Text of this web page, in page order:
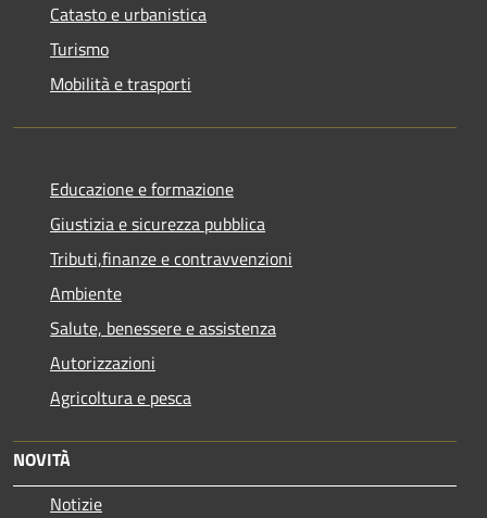
Catasto e urbanistica
Turismo
Mobilità e trasporti
Educazione e formazione
Giustizia e sicurezza pubblica
Tributi,finanze e contravvenzioni
Ambiente
Salute, benessere e assistenza
Autorizzazioni
Agricoltura e pesca
NOVITÀ
Notizie